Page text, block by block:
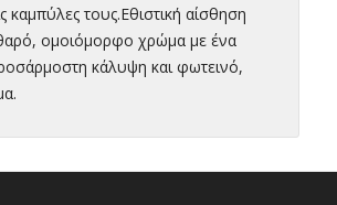
καμπύλες τους.Εθιστική αίσθηση
ομοιόμορφο χρώμα με ένα
κάλυψη και φωτεινό,